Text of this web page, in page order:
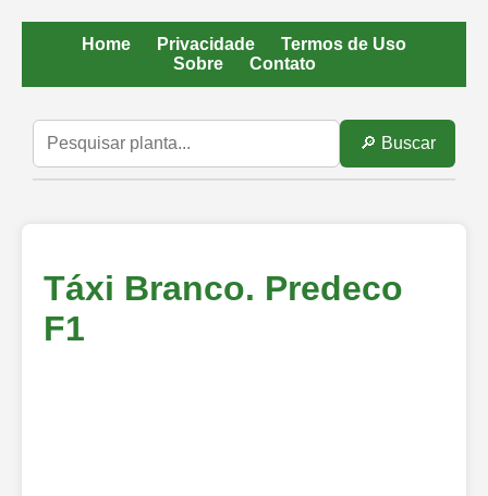
Home Privacidade
Termos de Uso
Sobre
Contato
🔎 Buscar
Táxi Branco. Predeco
F1